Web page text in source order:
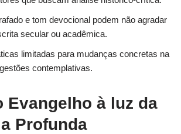
e tom devocional podem não agradar
secular ou acadêmica.
limitadas para mudanças concretas na
contemplativas.
Evangelho à luz da
Profunda